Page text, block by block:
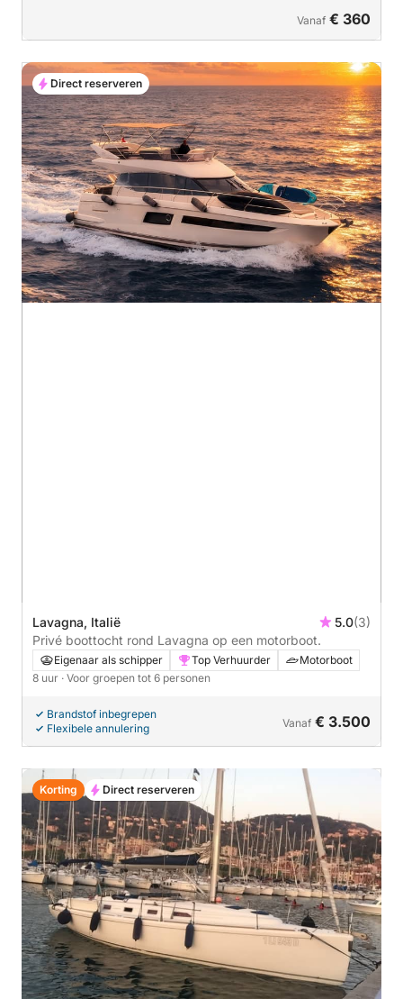
Vanaf € 360
Lavagna, Italië 5.0(3)
Privé boottocht rond Lavagna op een motorboot.
Eigenaar als schipper Top Verhuurder
Motorboot
8 uur · Voor groepen tot 6 personen
Brandstof inbegrepen
Flexibele annulering
Vanaf € 3.500
Direct reserveren
Korting Direct reserveren